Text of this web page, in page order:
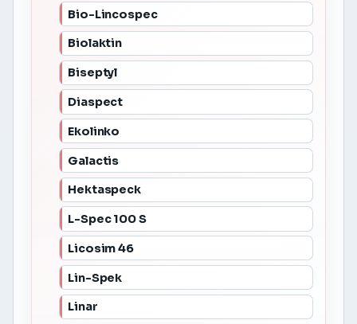
Bio-Lincospec
Biolaktin
Biseptyl
Diaspect
Ekolinko
Galactis
Hektaspeck
L-Spec 100 S
Licosim 46
Lin-Spek
Linar